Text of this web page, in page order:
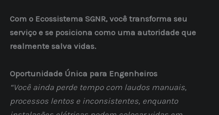
Com o Ecossistema SGNR, você transforma seu
serviço e se posiciona como uma autoridade que
realmente salva vidas.
Oportunidade Única para Engenheiros
“Você ainda perde tempo com laudos manuais,
processos lentos e inconsistentes, enquanto